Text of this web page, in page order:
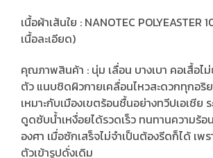
เนื้อผ้าเส้นใย : NANOTEC POLYEASTER
เนื้อละเอียด)
คุณภาพสินค้า : นุ่ม เลื่อน บางเบา คอเสื้อไ
ตัว แนบชิดผิวกายเคลื่อนไหวสะดวกทุกอ
เหมาะกับเมืองเขตร้อนชื้นอย่างทวีปเอเชีย
ดูดซับน้ำเหงื่อยได้รวดเร็ว ทนทานความร้อ
องศา เมื่อซักเสร็จไม่จำเป็นต้องรีดก็ได้ เพร
ตัวเข้ารูปดั่งเดิม